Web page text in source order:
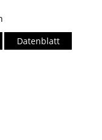
Datenblatt